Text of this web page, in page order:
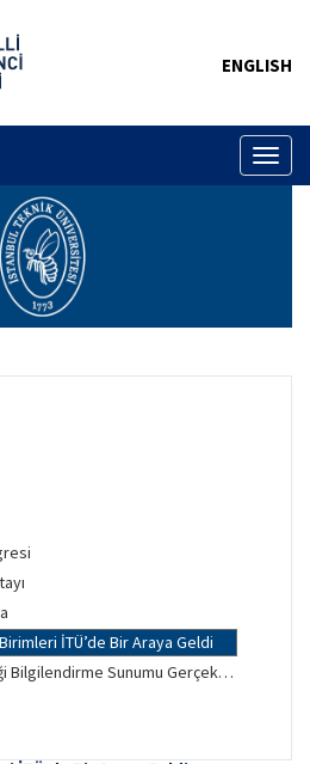
ENGLISH
İTÜ’de Bir Araya Geldi
Erasmus Hareketliliği Bilgilendirme Sunumu Gerçekleştirildi